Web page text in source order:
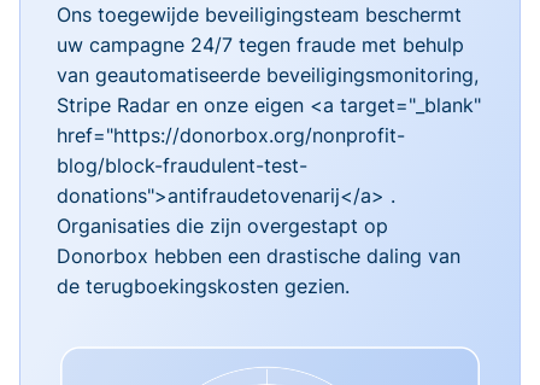
Ons toegewijde beveiligingsteam beschermt
uw campagne 24/7 tegen fraude met behulp
van geautomatiseerde beveiligingsmonitoring,
Stripe Radar en onze eigen <a target="_blank"
href="https://donorbox.org/nonprofit-
blog/block-fraudulent-test-
donations">antifraudetovenarij</a> .
Organisaties die zijn overgestapt op
Donorbox hebben een drastische daling van
de terugboekingskosten gezien.